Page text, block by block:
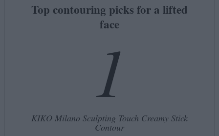
Top contouring picks for a lifted
face
1
ΚΙΚΟ Milano Sculpting Touch Creamy Stick
Contour